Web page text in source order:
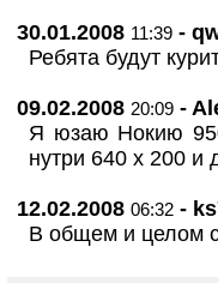
30.01.2008 11:39 -
Ребята будут
09.02.2008 20:09 -
Я юзаю Нокию
нутри 640 х 200 и
12.02.2008 06:32 -
В общем и целом